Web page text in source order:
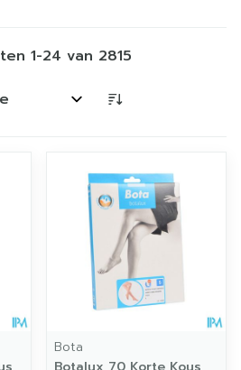
1-24 van 2815
op:
Bota